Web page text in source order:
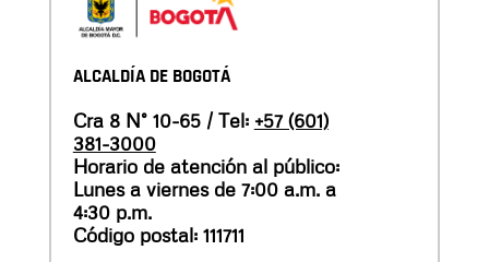
ALCALDÍA DE BOGOTÁ
Cra 8 N° 10-65 / Tel: +57 (601)
381-3000
Horario de atención al público:
Lunes a viernes de 7:00 a.m. a
4:30 p.m.
Código postal: 111711